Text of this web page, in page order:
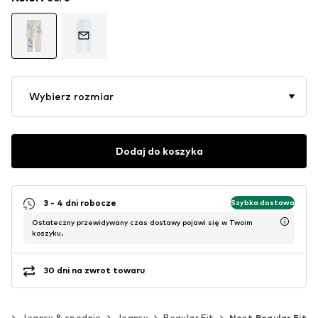
Wybierz rozmiar
Dodaj do koszyka
3 - 4 dni robocze Szybka dostawa
Ostateczny przewidywany czas dostawy pojawi się w Twoim
koszyku.
30 dni na zwrot towaru